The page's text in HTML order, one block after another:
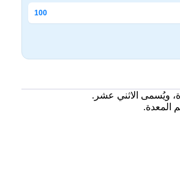
100
ويُسمى الاثني عشر.
المعدة.